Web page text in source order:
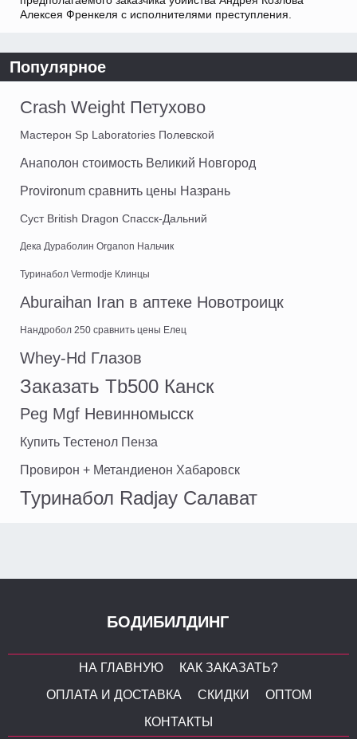
Алексея Френкеля с исполнителями преступления.
Популярное
Crash Weight Петухово
Мастерон Sp Laboratories Полевской
Анаполон стоимость Великий Новгород
Provironum сравнить цены Назрань
Суст British Dragon Спасск-Дальний
Дека Дураболин Organon Нальчик
Туринабол Vermodje Клинцы
Aburaihan Iran в аптеке Новотроицк
Нандробол 250 сравнить цены Елец
Whey-Hd Глазов
Заказать Tb500 Канск
Peg Mgf Невинномысск
Купить Тестенол Пенза
Провирон + Метандиенон Хабаровск
Туринабол Radjay Салават
БОДИБИЛДИНГ
НА ГЛАВНУЮ
КАК ЗАКАЗАТЬ?
ОПЛАТА И ДОСТАВКА
СКИДКИ
ОПТОМ
КОНТАКТЫ